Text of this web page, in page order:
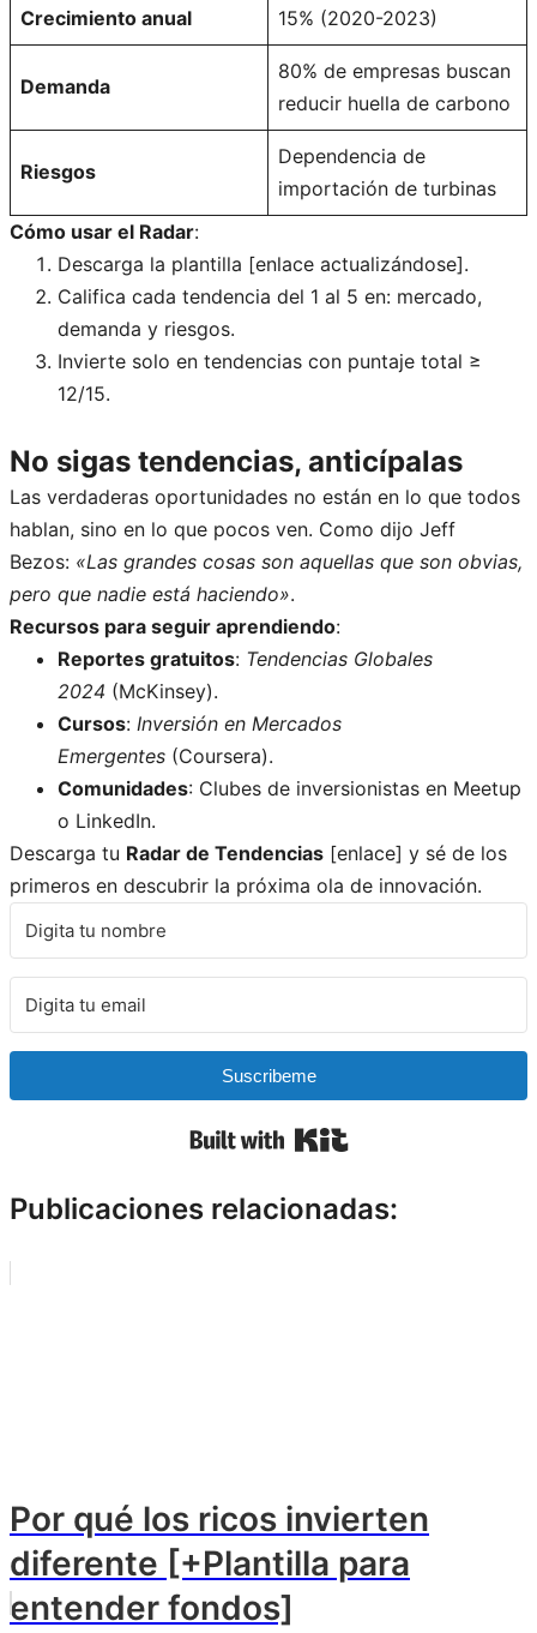
Crecimiento anual 15% (2020-2023)
Demanda
80% de empresas buscan
reducir huella de carbono
Riesgos
Dependencia de
importación de turbinas
Cómo usar el Radar:
Descarga la plantilla [enlace actualizándose].
Califica cada tendencia del 1 al 5 en: mercado,
demanda y riesgos.
Invierte solo en tendencias con puntaje total ≥
12/15.
No sigas tendencias, anticípalas
Las verdaderas oportunidades no están en lo que todos
hablan, sino en lo que pocos ven. Como dijo Jeff
Bezos: «Las grandes cosas son aquellas que son obvias,
pero que nadie está haciendo».
Recursos para seguir aprendiendo:
Reportes gratuitos: Tendencias Globales
2024 (McKinsey).
Cursos: Inversión en Mercados
Emergentes (Coursera).
Comunidades: Clubes de inversionistas en Meetup
o LinkedIn.
Descarga tu Radar de Tendencias [enlace] y sé de los
primeros en descubrir la próxima ola de innovación.
Suscribeme
Publicaciones relacionadas:
Por qué los ricos invierten
diferente [+Plantilla para
entender fondos]